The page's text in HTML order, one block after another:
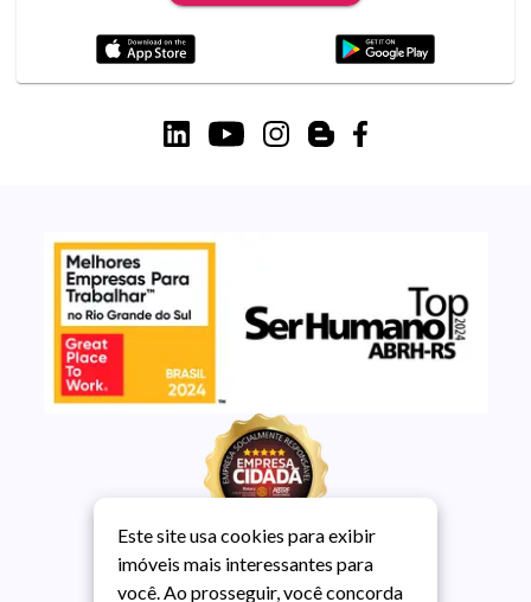
Este site usa cookies para exibir
imóveis mais interessantes para
você. Ao prosseguir, você concorda